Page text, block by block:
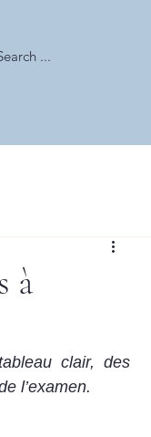
...
à
clair, des
l’examen.